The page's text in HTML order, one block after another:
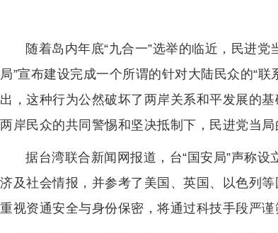
随着岛内年底“九合一”选举的临近，民进
局”宣布建设完成一个所谓的针对大陆民众的“
出，这种行为公然破坏了两岸关系和平发展的
两岸民众的共同警惕和坚决抵制下，民进党当局
据台湾联合新闻网报道，台“国安局”声称
济及社会情报，并参考了美国、英国、以色列
重视资通安全与身份保密，将通过科技手段严谨